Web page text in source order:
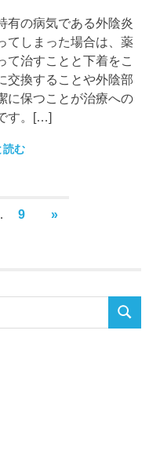
有の病気である外陰炎
てしまった場合は、薬
て治すことと下着をこ
交換することや外陰部
に保つことが治療への
す。[…]
読む
9
次
»
検